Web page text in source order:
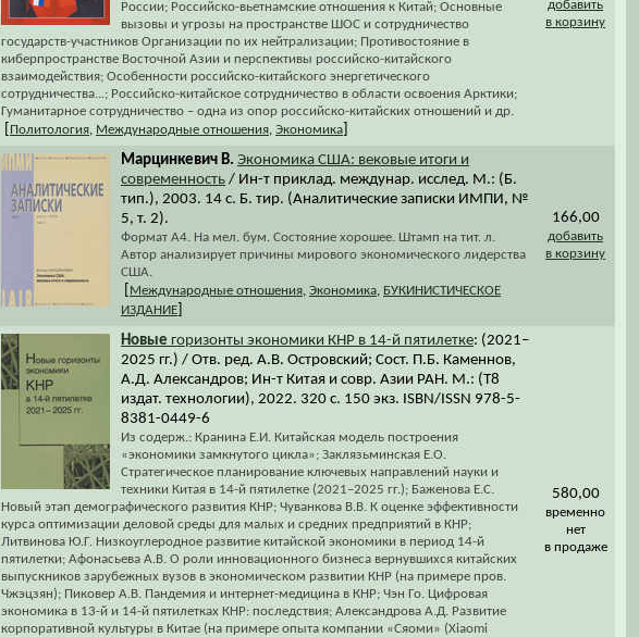
России; Российско-вьетнамские отношения к Китай; Основные
вызовы и угрозы на пространстве ШОС и сотрудничество
государств-участников Организации по их нейтрализации; Противостояние в
киберпространстве Восточной Азии и перспективы российско-китайского
взаимодействия; Особенности российско-китайского энергетического
сотрудничества...; Российско-китайское сотрудничество в области освоения Арктики;
Гуманитарное сотрудничество – одна из опор российско-китайских отношений и др.
Политология Международные отношения Экономика
добавить
в корзину
Марцинкевич В. Экономика США: вековые итоги и
современность / Ин-т приклад. междунар. исслед. М.: (Б.
тип.), 2003. 14 с. Б. тир. (Аналитические записки ИМПИ, №
5, т. 2).
Формат А4. На мел. бум. Состояние хорошее. Штамп на тит. л.
Автор анализирует причины мирового экономического лидерства
США.
Международные отношения Экономика БУКИНИСТИЧЕСКОЕ
ИЗДАНИЕ
166,00
добавить
в корзину
Новые горизонты экономики КНР в 14-й пятилетке: (2021–
2025 гг.) / Отв. ред. А.В. Островский; Сост. П.Б. Каменнов,
А.Д. Александров; Ин-т Китая и совр. Азии РАН. М.: (Т8
издат. технологии), 2022. 320 с. 150 экз. ISBN/ISSN 978-5-
8381-0449-6
Из содерж.: Кранина Е.И. Китайская модель построения
«экономики замкнутого цикла»; Заклязьминская Е.О.
Стратегическое планирование ключевых направлений науки и
техники Китая в 14-й пятилетке (2021–2025 гг.); Баженова Е.С.
Новый этап демографического развития КНР; Чуванкова В.В. К оценке эффективности
курса оптимизации деловой среды для малых и средних предприятий в КНР;
Литвинова Ю.Г. Низкоуглеродное развитие китайской экономики в период 14-й
пятилетки; Афонасьева А.В. О роли инновационного бизнеса вернувшихся китайских
выпускников зарубежных вузов в экономическом развитии КНР (на примере пров.
Чжэцзян); Пиковер А.В. Пандемия и интернет-медицина в КНР; Чэн Го. Цифровая
экономика в 13-й и 14-й пятилетках КНР: последствия; Александрова А.Д. Развитие
корпоративной культуры в Китае (на примере опыта компании «Сяоми» (Xiaomi
580,00
временно
нет
в продаже